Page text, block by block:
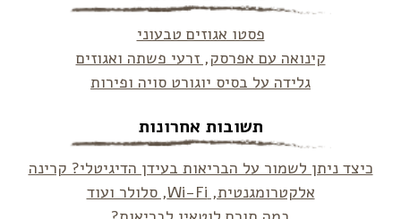
פסטו אגוזים טבעוני
קינואה עם אפרסק, זרעי פשתה ואגוזים
גלידה על בסיס יוגורט סויה ופירות
תשובות אחרונות
כיצד ניתן לשמור על הבריאות בעידן הדיגיטלי? קרינה
אלקטרומגנטית, Wi-Fi, סלולר ועוד